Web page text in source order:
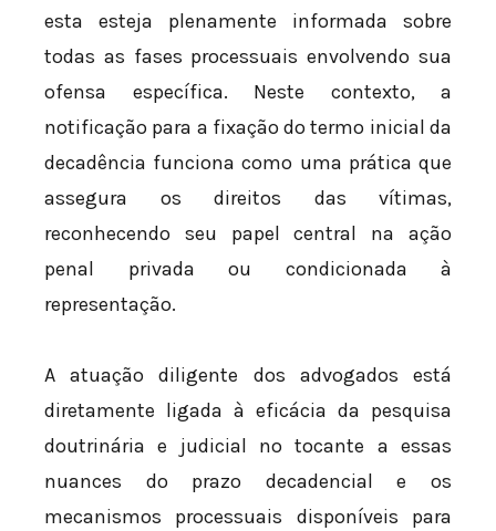
esta esteja plenamente informada sobre
todas as fases processuais envolvendo sua
ofensa específica. Neste contexto, a
notificação para a fixação do termo inicial da
decadência funciona como uma prática que
assegura os direitos das vítimas,
reconhecendo seu papel central na ação
penal privada ou condicionada à
representação.
A atuação diligente dos advogados está
diretamente ligada à eficácia da pesquisa
doutrinária e judicial no tocante a essas
nuances do prazo decadencial e os
mecanismos processuais disponíveis para